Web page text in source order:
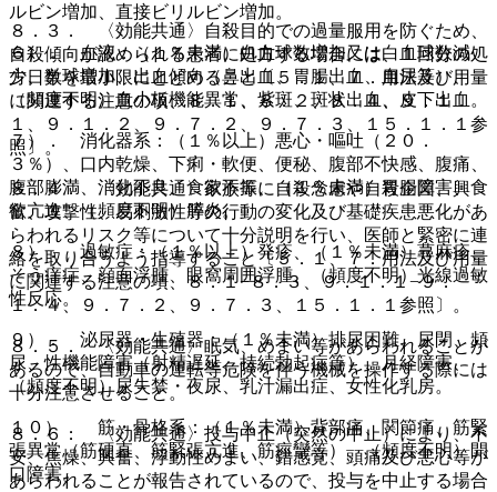
８．３． 〈効能共通〉自殺目的での過量服用を防ぐため、
自殺傾向が認められる患者に処方する場合には、１回分の処
方日数を最小限にとどめること〔５．１、７．用法及び用量
に関連する注意の項、８．１、８．２、８．４、９．１．
１、９．１．２、９．７．２、９．７．３、１５．１．１参
照〕。
８．４． 〈効能共通〉家族等に自殺念慮や自殺企図、興
奮、攻撃性、易刺激性等の行動の変化及び基礎疾患悪化があ
らわれるリスク等について十分説明を行い、医師と緊密に連
絡を取り合うよう指導すること〔５．１、７．用法及び用量
に関連する注意の項、８．１−８．３、９．１．１−９．
１．４、９．７．２、９．７．３、１５．１．１参照〕。
８．５． 〈効能共通〉眠気、めまい等があらわれることが
あるので、自動車の運転等危険を伴う機械を操作する際には
十分注意させること。
８．６． 〈効能共通〉投与中止（突然の中止）により、不
安、焦燥、興奮、浮動性めまい、錯感覚、頭痛及び悪心等が
あらわれることが報告されているので、投与を中止する場合
ルビン増加、直接ビリルビン増加。
６）． 血液：（１％未満）白血球数増加又は白血球数減
少、単球増加、出血傾向（鼻出血、胃腸出血、血尿等）、
（頻度不明）血小板機能異常、紫斑、斑状出血、皮下出血。
７）． 消化器系：（１％以上）悪心・嘔吐（２０．
３％）、口内乾燥、下痢・軟便、便秘、腹部不快感、腹痛、
腹部膨満、消化不良、食欲不振、（１％未満）胃腸障害、食
欲亢進、（頻度不明）膵炎。
８）． 過敏症：（１％以上）発疹、（１％未満）蕁麻疹、
そう痒症、顔面浮腫、眼窩周囲浮腫、（頻度不明）光線過敏
性反応。
９）． 泌尿器・生殖器：（１％未満）排尿困難、尿閉、頻
尿、性機能障害（射精遅延、持続勃起症等）、月経障害、
（頻度不明）尿失禁・夜尿、乳汁漏出症、女性化乳房。
１０）． 筋・骨格系：（１％未満）背部痛、関節痛、筋緊
張異常（筋硬直、筋緊張亢進、筋痙攣等）、（頻度不明）開
口障害。